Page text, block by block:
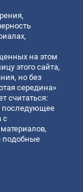
на этом
этого сайта,
но без
середина»
считаться:
последующее
с
подобные